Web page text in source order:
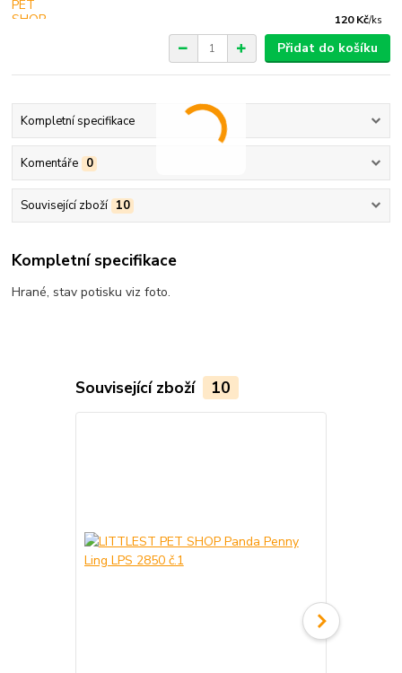
120 Kč/ks
Přidat do košíku
Kompletní specifikace
Komentáře 0
Související zboží 10
Kompletní specifikace
Hrané, stav potisku viz foto.
Související zboží 10